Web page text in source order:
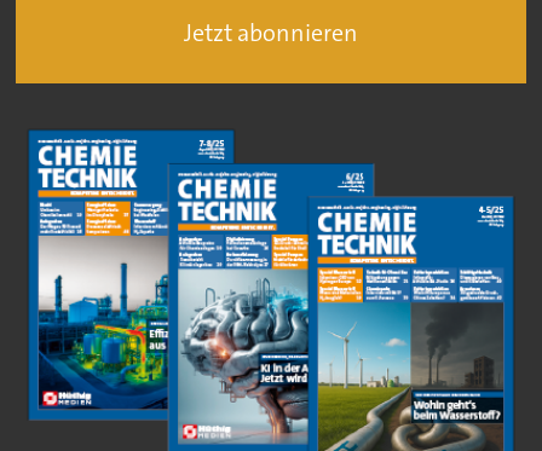
Jetzt abonnieren